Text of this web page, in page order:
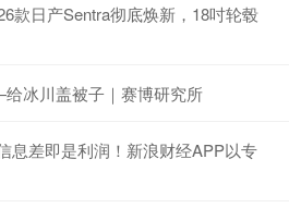
款日产Sentra彻底焕新，18吋轮毂
冰川盖被子｜赛博研究所
息差即是利润！新浪财经APP以专